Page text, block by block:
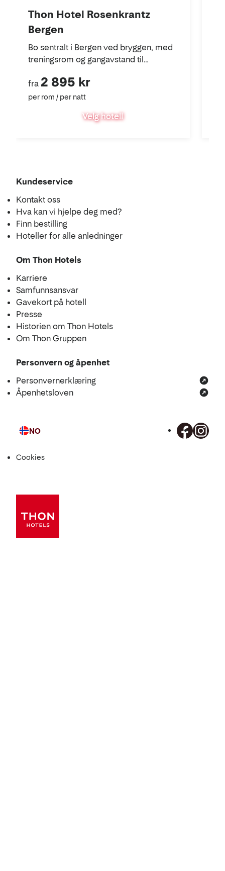
Thon Hotel Rosenkrantz
Bergen
Bo sentralt i Bergen ved bryggen, med
treningsrom og gangavstand til
fra 2 895 kr
per rom / per natt
Velg hotell
Kundeservice
Kontakt oss
Hva kan vi hjelpe deg med?
Finn bestilling
Hoteller for alle anledninger
Om Thon Hotels
Karriere
Samfunnsansvar
Gavekort på hotell
Presse
Historien om Thon Hotels
Om Thon Gruppen
Personvern og åpenhet
Personvernerklæring
Åpenhetsloven
Språk
NO
Cookies